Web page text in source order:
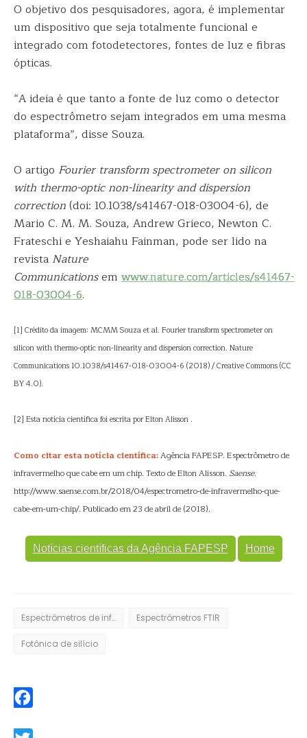
O objetivo dos pesquisadores, agora, é implementar
um dispositivo que seja totalmente funcional e
integrado com fotodetectores, fontes de luz e fibras
ópticas.
“A ideia é que tanto a fonte de luz como o detector
do espectrômetro sejam integrados em uma mesma
plataforma”, disse Souza.
O artigo Fourier transform spectrometer on silicon
with thermo-optic non-linearity and dispersion
correction(doi: 10.1038/s41467-018-03004-6), de
Mario C. M. M. Souza, Andrew Grieco, Newton C.
Frateschi e Yeshaiahu Fainman, pode ser lido na
revista Nature
Communicationsem www.nature.com/articles/s41467-
018-03004-6.
[1] Crédito da imagem: MCMM Souza et al. Fourier transform spectrometer on
silicon with thermo-optic non-linearity and dispersion correction. Nature
Communications 10.1038/s41467-018-03004-6 (2018) / Creative Commons (CC
BY 4.0).
[2] Esta notícia científica foi escrita por Elton Alisson .
Como citar esta notícia científica:Agência FAPESP. Espectrômetro de
infravermelho que cabe em um chip. Texto de Elton Alisson. Saense.
http://www.saense.com.br/2018/04/espectrometro-de-infravermelho-que-
cabe-em-um-chip/. Publicado em 23 de abril de (2018).
Notícias científicas da Agência FAPESP Home
Espectrômetros de infravermelho Espectrômetros FTIR
Fotônica de silício